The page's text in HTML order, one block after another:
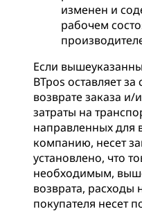
изменен и
рабочем
Если
BTpos оставляет
возврате заказа и/
затраты на
направленных для
компанию, несет
установлено, что
необходимым,
возврата, расходы
покупателя несет